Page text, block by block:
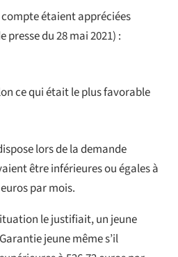
compte étaient appréciées
du 28 mai 2021) :
ce qui était le plus favorable
lors de la demande
être inférieures ou égales à
par mois.
le justifiait, un jeune
jeune même s’il